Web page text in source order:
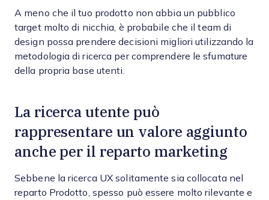
A meno che il tuo prodotto non abbia un pubblico
target molto di nicchia, è probabile che il team di
design possa prendere decisioni migliori utilizzando la
metodologia di ricerca per comprendere le sfumature
della propria base utenti.
La ricerca utente può
rappresentare un valore aggiunto
anche per il reparto marketing
Sebbene la ricerca UX solitamente sia collocata nel
reparto Prodotto, spesso può essere molto rilevante e